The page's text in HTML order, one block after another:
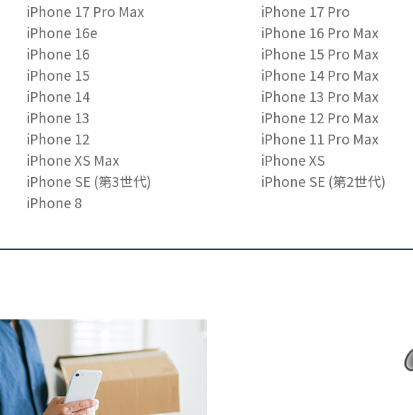
iPhone 17 Pro Max
iPhone 17 Pro
iPhone 16e
iPhone 16 Pro Max
iPhone 16
iPhone 15 Pro Max
iPhone 15
iPhone 14 Pro Max
iPhone 14
iPhone 13 Pro Max
iPhone 13
iPhone 12 Pro Max
iPhone 12
iPhone 11 Pro Max
iPhone XS Max
iPhone XS
iPhone SE (第3世代)
iPhone SE (第2世代)
iPhone 8